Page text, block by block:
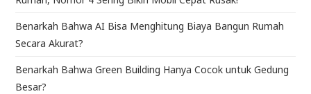
Benarkah Bahwa AI Bisa Menghitung Biaya Bangun Rumah
Secara Akurat?
Benarkah Bahwa Green Building Hanya Cocok untuk Gedung
Besar?